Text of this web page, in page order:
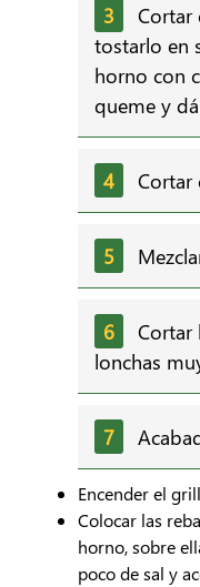
Cortar
tostarlo en
horno con
queme y
Cortar
Cortar
lonchas
Encender el
Colocar las
horno, sobre
poco de sal y